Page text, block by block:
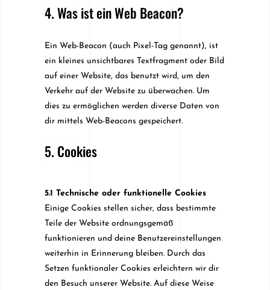
4. Was ist ein Web Beacon?
Ein Web-Beacon (auch Pixel-Tag genannt), ist
ein kleines unsichtbares Textfragment oder Bild
auf einer Website, das benutzt wird, um den
Verkehr auf der Website zu überwachen. Um
dies zu ermöglichen werden diverse Daten von
dir mittels Web-Beacons gespeichert.
5. Cookies
5.1 Technische oder funktionelle Cookies
Einige Cookies stellen sicher, dass bestimmte
Teile der Website ordnungsgemäß
funktionieren und deine Benutzereinstellungen
weiterhin in Erinnerung bleiben. Durch das
Setzen funktionaler Cookies erleichtern wir dir
den Besuch unserer Website. Auf diese Weise